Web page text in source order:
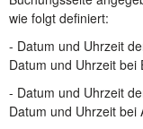
wie folgt definiert:
- Datum und Uhrzeit
Datum und Uhrzeit bei
- Datum und Uhrzeit
Datum und Uhrzeit bei